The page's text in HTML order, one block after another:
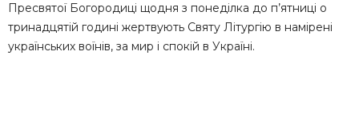
Пресвятої Богородиці щодня з понеділка до п’ятниці о
тринадцятій годині жертвують Святу Літургію в намірені
українських воїнів, за мир і спокій в Україні.